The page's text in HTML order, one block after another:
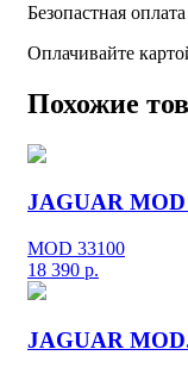
Безопастная оплата
Оплачивайте
Похожие
JAGUAR MOD
MOD 33100
18 390 р.
JAGUAR